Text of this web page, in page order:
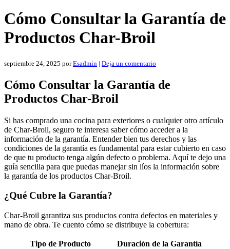
Cómo Consultar la Garantía de
Productos Char-Broil
septiembre 24, 2025 porEsadmin | Deja un comentario
Cómo Consultar la Garantía de
Productos Char-Broil
Si has comprado una cocina para exteriores o cualquier otro artículo
de Char-Broil, seguro te interesa saber cómo acceder a la
información de la garantía. Entender bien tus derechos y las
condiciones de la garantía es fundamental para estar cubierto en caso
de que tu producto tenga algún defecto o problema. Aquí te dejo una
guía sencilla para que puedas manejar sin líos la información sobre
la garantía de los productos Char-Broil.
¿Qué Cubre la Garantía?
Char-Broil garantiza sus productos contra defectos en materiales y
mano de obra. Te cuento cómo se distribuye la cobertura:
Tipo de Producto
Duración de la Garantía